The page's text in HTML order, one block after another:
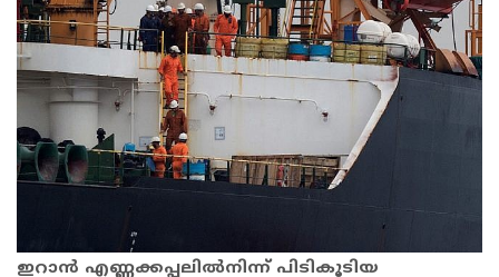
ഇറാന്‍ എണ്ണക്കപ്പലില്‍നിന്ന് പിടികൂടിയ